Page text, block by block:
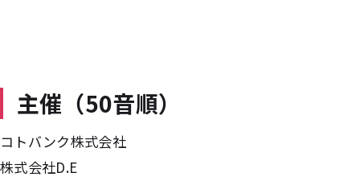
主催（50音順）
コトバンク株式会社
株式会社D.E